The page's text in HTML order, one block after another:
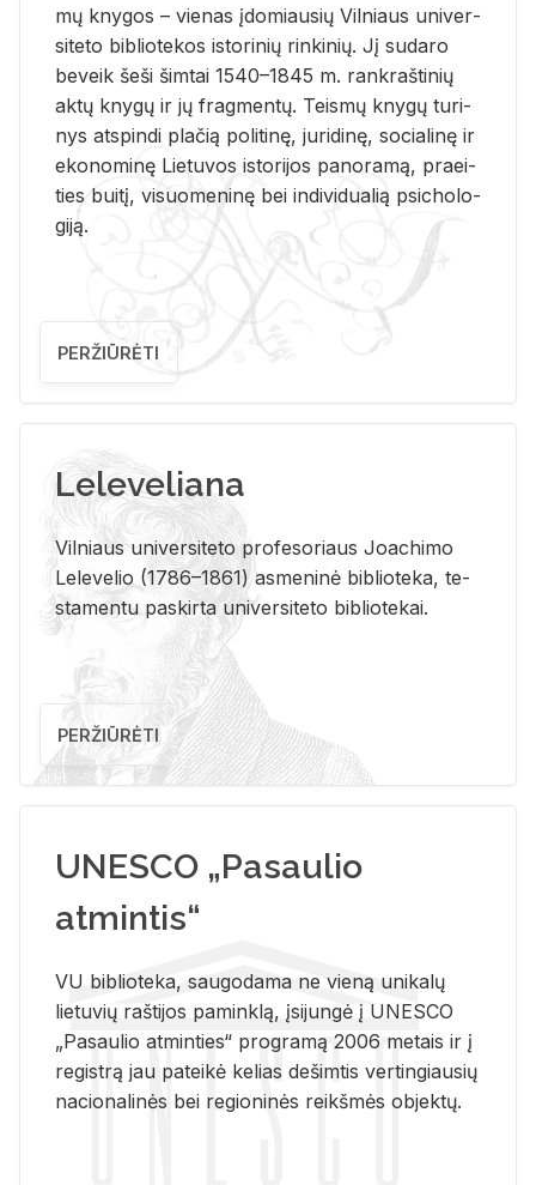
mų kny­gos – vie­nas įdo­miau­sių Vil­niaus uni­ver­
si­te­to bi­b­lio­te­kos is­to­ri­nių rin­ki­nių. Jį su­da­ro
be­veik šeši šim­tai 1540–1845 m. rank­raš­ti­nių
aktų kny­gų ir jų frag­men­tų. Teis­mų kny­gų tu­ri­
nys at­spin­di pla­čią po­li­ti­nę, ju­ri­di­nę, so­cia­li­nę ir
eko­no­mi­nę Lie­tu­vos is­to­ri­jos pa­no­ra­mą, pra­ei­
ties bui­tį, vi­suo­me­ni­nę bei in­di­vi­dua­lią psi­cho­lo­
gi­ją.
PERŽIŪRĖTI
Leleveliana
Vil­niaus uni­ver­si­te­to pro­fe­so­riaus Jo­a­chi­mo
Le­le­ve­lio (1786–1861) as­me­ni­nė bi­b­lio­te­ka, te­
sta­men­tu pa­skir­ta uni­ver­si­te­to bi­b­lio­te­kai.
PERŽIŪRĖTI
UNESCO „Pasaulio
atmintis“
VU biblioteka, saugodama ne vieną unikalų
lietuvių raštijos paminklą, įsijungė į UNESCO
„Pasaulio atminties“ programą 2006 metais ir į
registrą jau pateikė kelias dešimtis vertingiausių
nacionalinės bei regioninės reikšmės objektų.